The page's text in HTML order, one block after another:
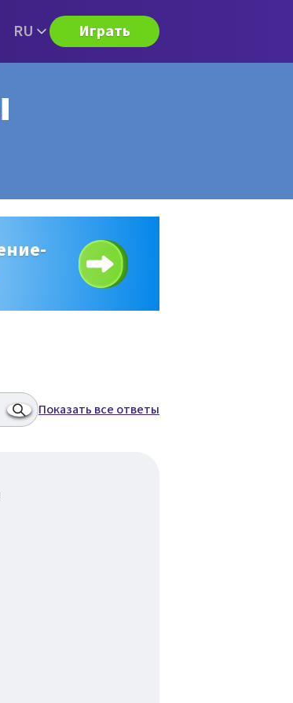
RU Играть
Показать все ответы